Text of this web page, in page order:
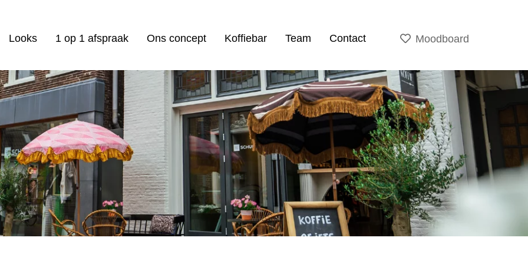
Looks 1 op 1 afspraak Ons concept Koffiebar Team Contact Moodboard